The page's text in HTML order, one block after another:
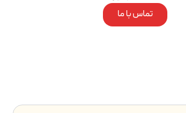
تماس با ما